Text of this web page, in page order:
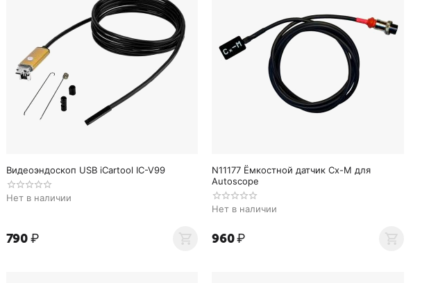
Видеоэндоскоп USB iCartool IC-V99
Нет в наличии
‍790‍ ₽
N11177 Ёмкостной датчик Cx-M для
Autoscope
Нет в наличии
‍960‍₽